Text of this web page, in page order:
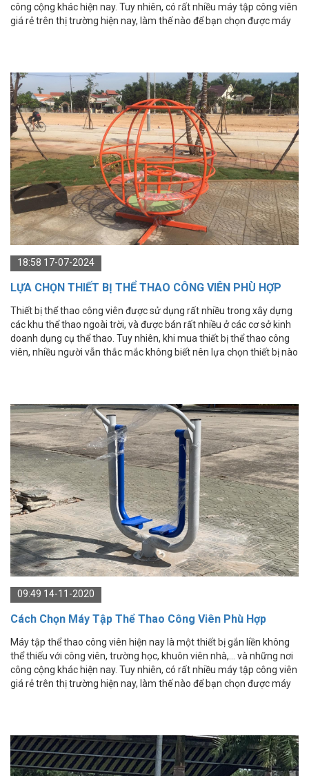
công cộng khác hiện nay. Tuy nhiên, có rất nhiều máy tập công viên
giá rẻ trên thị trường hiện nay, làm thế nào để bạn chọn được máy
18:58 17-07-2024
LỰA CHỌN THIẾT BỊ THỂ THAO CÔNG VIÊN PHÙ HỢP
Thiết bị thể thao công viên được sử dụng rất nhiều trong xây dựng
các khu thể thao ngoài trời, và được bán rất nhiều ở các cơ sở kinh
doanh dụng cụ thể thao. Tuy nhiên, khi mua thiết bị thể thao công
viên, nhiều người vẫn thắc mắc không biết nên lựa chọn thiết bị nào
09:49 14-11-2020
Cách Chọn Máy Tập Thể Thao Công Viên Phù Hợp
Máy tập thể thao công viên hiện nay là một thiết bị gắn liền không
thể thiếu với công viên, trường học, khuôn viên nhà,... và những nơi
công cộng khác hiện nay. Tuy nhiên, có rất nhiều máy tập công viên
giá rẻ trên thị trường hiện nay, làm thế nào để bạn chọn được máy